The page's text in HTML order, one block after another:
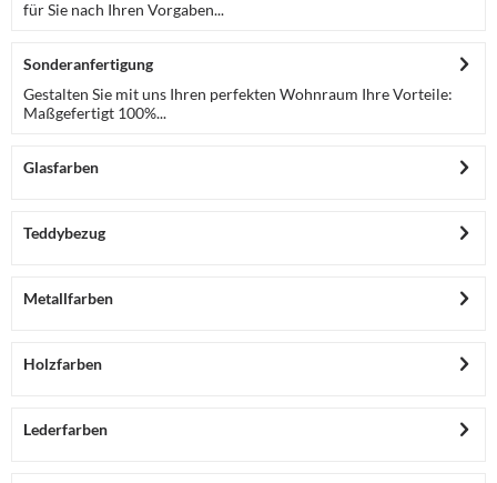
für Sie nach Ihren Vorgaben...
Sonderanfertigung
Gestalten Sie mit uns Ihren perfekten Wohnraum Ihre Vorteile:
Maßgefertigt 100%...
Glasfarben
Teddybezug
Metallfarben
Holzfarben
Lederfarben